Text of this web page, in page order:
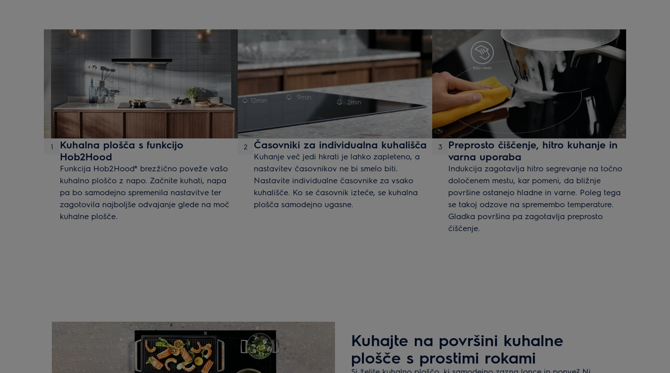
1
Kuhalna plošča s funkcijo
Hob2Hood
Funkcija Hob2Hood® brezžično poveže vašo
kuhalno ploščo z napo. Začnite kuhati, napa
pa bo samodejno spremenila nastavitve ter
zagotovila najboljše odvajanje glede na moč
kuhalne plošče.
2 Časovniki za individualna kuhališča
Kuhanje več jedi hkrati je lahko zapleteno, a
nastavitev časovnikov ne bi smelo biti.
Nastavite individualne časovnike za vsako
kuhališče. Ko se časovnik izteče, se kuhalna
plošča samodejno ugasne.
3
Preprosto čiščenje, hitro kuhanje in
varna uporaba
Indukcija zagotavlja hitro segrevanje na točno
določenem mestu, kar pomeni, da bližnje
površine ostanejo hladne in varne. Poleg tega
se takoj odzove na spremembo temperature.
Gladka površina pa zagotavlja preprosto
čiščenje.
Kuhajte na površini kuhalne
plošče s prostimi rokami